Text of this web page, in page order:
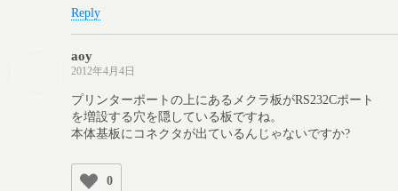
Reply
aoy
2012年4月4日
プリンターポートの上にあるメクラ板がRS232Cポート
を増設する穴を隠している板ですね。
本体基板にコネクタが出ているんじゃないですか?
0